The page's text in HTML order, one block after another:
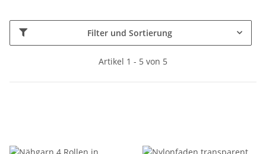
Filter und Sortierung
Artikel 1 - 5 von 5